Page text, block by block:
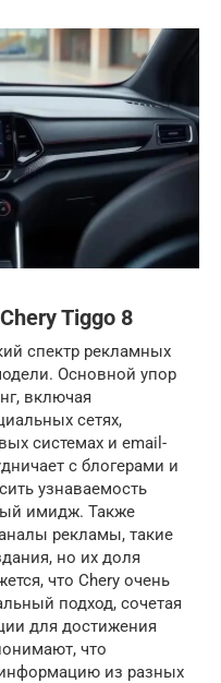
Tiggo 8
спектр рекламных
Основной упор
включая
сетях,
системах и email-
с блогерами и
узнаваемость
имидж. Также
рекламы, такие
но их доля
что Chery очень
подход, сочетая
для достижения
что
информацию из разных